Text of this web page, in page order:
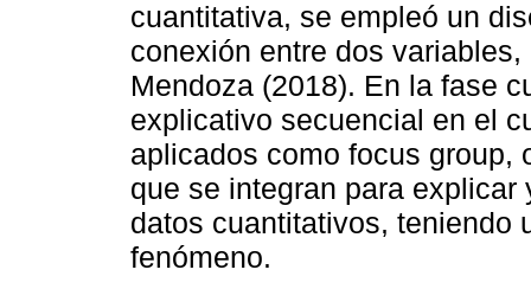
cuantitativa, se empleó un
conexión entre dos
Mendoza (2018). En la fase
explicativo secuencial en el
aplicados como focus group,
que se integran para
datos cuantitativos, teniendo
fenómeno.